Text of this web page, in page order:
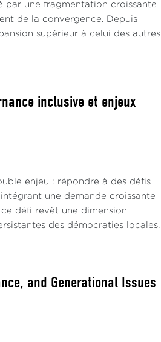
par une fragmentation croissante
de la convergence. Depuis
supérieur à celui des autres
inclusive et enjeux
enjeu : répondre à des défis
une demande croissante
défi revêt une dimension
des démocraties locales.
and Generational Issues